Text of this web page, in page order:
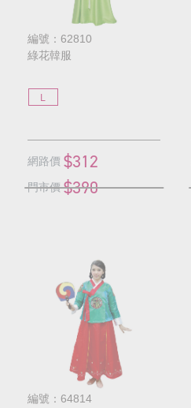
編號：62810
綠花韓服
L
網路價 $312
門市價 $390
編號：64814